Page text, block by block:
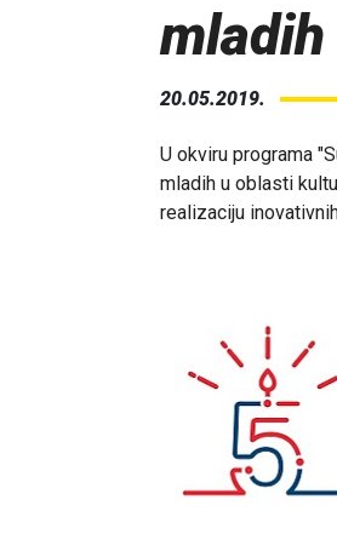
mladih
20.05.2019.
U okviru programa
mladih u oblasti
realizaciju